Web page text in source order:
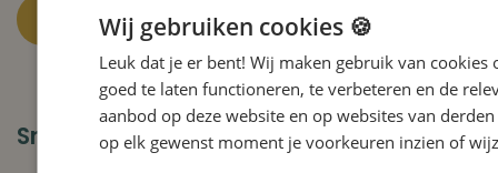
InstagramLinkedInYouTube
Snel naar
Wij gebruiken cookies 🍪
Leuk dat je er bent! Wij maken gebruik van cookies
goed te laten functioneren, te verbeteren en de
aanbod op deze website en op websites van derden
op elk gewenst moment je voorkeuren inzien of